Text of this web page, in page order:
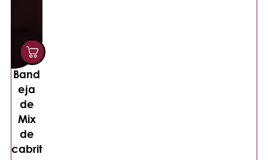
Band
eja
de
Mix
de
cabrit